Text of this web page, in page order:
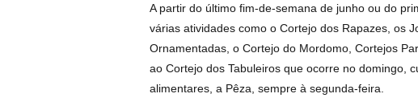
A partir do último fim-de-semana de junho ou do
várias atividades como o Cortejo dos Rapazes, os
Ornamentadas, o Cortejo do Mordomo, Cortejos
ao Cortejo dos Tabuleiros que ocorre no domingo,
alimentares, a Pêza, sempre à segunda-feira.